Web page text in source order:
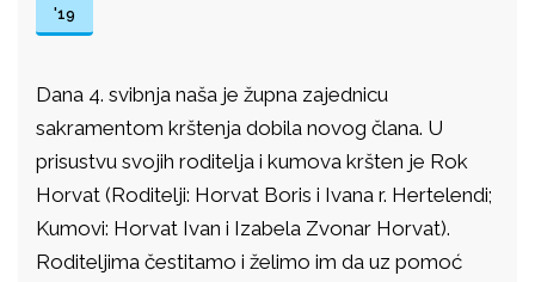
'19
Dana 4. svibnja naša je župna zajednicu
sakramentom krštenja dobila novog člana. U
prisustvu svojih roditelja i kumova kršten je Rok
Horvat (Roditelji: Horvat Boris i Ivana r. Hertelendi;
Kumovi: Horvat Ivan i Izabela Zvonar Horvat).
Roditeljima čestitamo i želimo im da uz pomoć